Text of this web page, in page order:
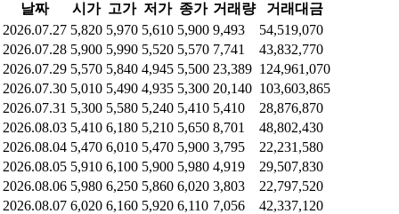
날짜 시가 고가 저가 종가 거래량
거래대금
2026.07.27 5,820 5,970 5,610 5,900 9,493
54,519,070
2026.07.28 5,900 5,990 5,520 5,570 7,741
43,832,770
2026.07.29 5,570 5,840 4,945 5,500 23,389 124,961,070
2026.07.30 5,010 5,490 4,935 5,300 20,140 103,603,865
2026.07.31 5,300 5,580 5,240 5,410 5,410
28,876,870
2026.08.03 5,410 6,180 5,210 5,650 8,701
48,802,430
2026.08.04 5,470 6,010 5,470 5,900 3,795
22,231,580
2026.08.05 5,910 6,100 5,900 5,980 4,919
29,507,830
2026.08.06 5,980 6,250 5,860 6,020 3,803
22,797,520
2026.08.07 6,020 6,160 5,920 6,110 7,056 42,337,120